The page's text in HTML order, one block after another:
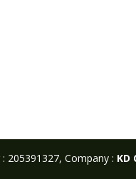
205391327, Company : KD